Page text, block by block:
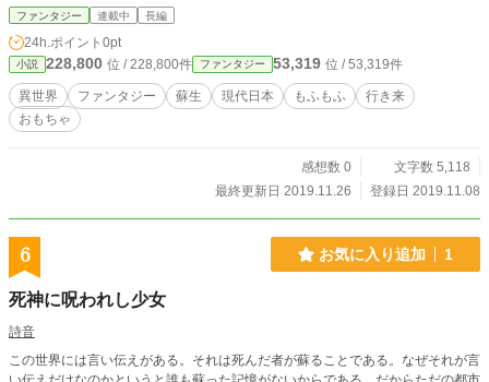
ファンタジー 連載中 長編
24h.ポイント 0pt
小説 228,800 位 / 228,800件 ファンタジー 53,319 位 / 53,319件
異世界 ファンタジー 蘇生 現代日本 もふもふ
行き来
おもちゃ
感想数 0
文字数 5,118
最終更新日 2019.11.26
登録日 2019.11.08
6 お気に入り追加 1
死神に呪われし少女
詩音
この世界には言い伝えがある。それは死んだ者が蘇ることである。なぜそれが言